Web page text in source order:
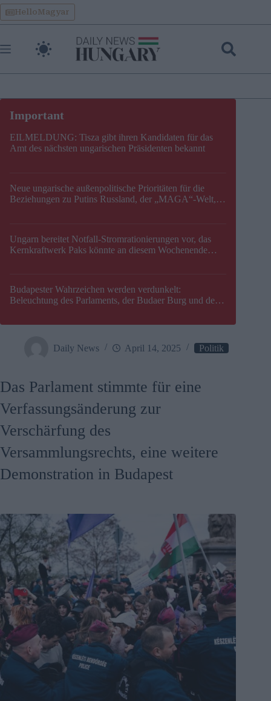
Skip
to
content
HelloMagyar
EILMELDUNG: Tisza gibt ihren Kandidaten für das
Amt des nächsten ungarischen Präsidenten bekannt
Neue ungarische außenpolitische Prioritäten für die
Beziehungen zu Putins Russland, der „MAGA“-Welt,
Ungarn bereitet Notfall-Stromrationierungen vor, das
Kernkraftwerk Paks könnte an diesem Wochenende
Budapester Wahrzeichen werden verdunkelt:
Beleuchtung des Parlaments, der Budaer Burg und der
Daily News April 14, 2025 Politik
Das Parlament stimmte für eine
Verfassungsänderung zur
Verschärfung des
Versammlungsrechts, eine weitere
Demonstration in Budapest